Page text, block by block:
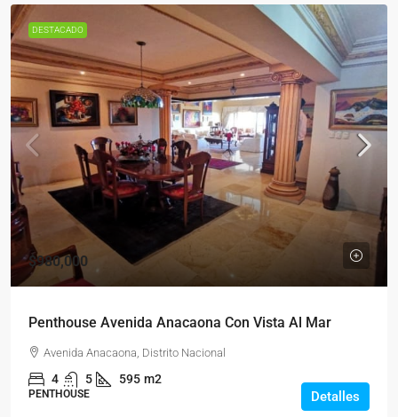
DESTACADO
$980,000
Penthouse Avenida Anacaona Con Vista Al Mar
Avenida Anacaona, Distrito Nacional
4 5 595 m2
PENTHOUSE Detalles